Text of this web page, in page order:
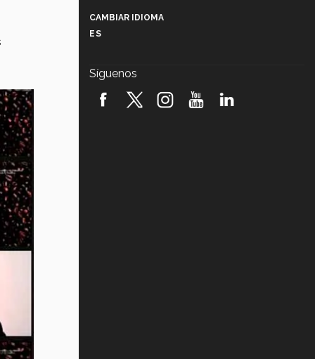
robótica FIRST 2026! (video)
CAMBIAR IDIOMA
ES
Síguenos